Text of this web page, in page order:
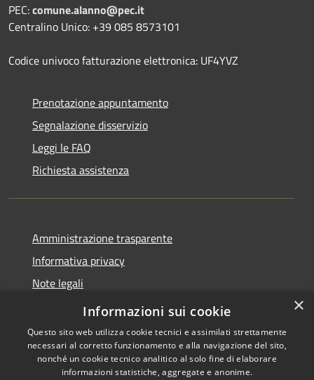
PEC:comune.alanno@pec.it
Centralino Unico: +39 085 8573101
Codice univoco fatturazione elettronica: UF4YVZ
Prenotazione appuntamento
Segnalazione disservizio
Leggi le FAQ
Richiesta assistenza
Amministrazione trasparente
Informativa privacy
Note legali
Dichiarazione di accessibilità
Copyright © 2026 • Comune di
×
Informazioni sui cookie
Questo sito web utilizza cookie tecnici e assimilati strettamente
necessari al corretto funzionamento e alla navigazione del sito,
nonché un cookie tecnico analitico al solo fine di elaborare
informazioni statistiche, aggregate e anonime.